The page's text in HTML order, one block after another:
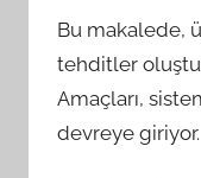
Bu makalede,
tehditler
Amaçları,
devreye giriyor.